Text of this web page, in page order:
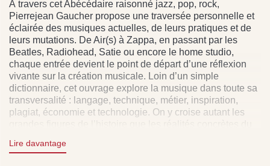
À travers cet Abécédaire raisonné jazz, pop, rock,
Pierrejean Gaucher propose une traversée personnelle et
éclairée des musiques actuelles, de leurs pratiques et de
leurs mutations. De Air(s) à Zappa, en passant par les
Beatles, Radiohead, Satie ou encore le home studio,
chaque entrée devient le point de départ d’une réflexion
vivante sur la création musicale. Loin d’un simple
dictionnaire, cet ouvrage explore la musique dans toute sa
transversalité : langage, technique, métier, inspiration,
plagiat, économie et technologie. On y croise autant les
aux enjeux du streaming et de l’intelligence artificielle.
Lire davantage